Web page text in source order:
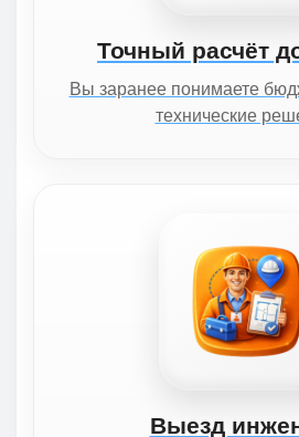
Точный расчёт
Вы заранее понимаете
технические
Выезд